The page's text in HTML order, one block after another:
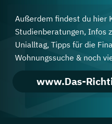
Außerdem findest du hier
Studienberatungen, Infos
Unialltag, Tipps für die
Wohnungssuche & noch
www.Das-